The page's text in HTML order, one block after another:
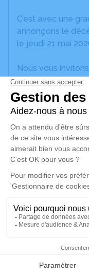
Faire-part
C’est avec une
annonçons le
le jeudi 21 mai
Nous vous
laisser vos
souvenirs, une
à travers des
est un lieu
mémoire de
Un service de
disponible ici.
Cérémonie
Basilique du